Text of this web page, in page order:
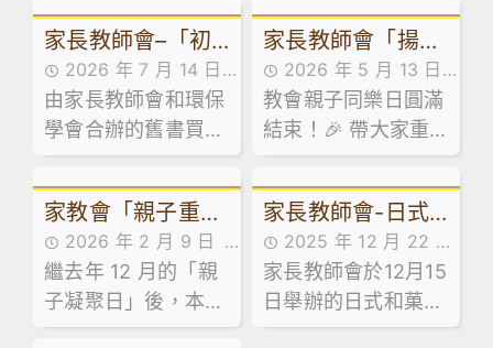
家長教師會–「初
中級舊書買賣」活
動
2026 年 7 月 14 日
家校合作,家長教師會
活動花絮,活動花絮
由家長教師會和環保
學會合辦的舊書買賣
活動已於 7 月 13 日
順利舉行！當日禮堂
熱鬧非凡，大批家長
同學滿載而歸！🥰
家長教師會「揚才
傳藝、樂學故宮」
親子同樂日
2026 年 5 月 13 日
家校合作,家長教師會
活動花絮
教會親子同樂日圓滿
結束！🎉 帶大家重
溫當日嘅歡樂時光！
家教會「親子重聚
日：輕食製作工作
坊」
2026 年 2 月 9 日
家校合作,家長教師會
活動花絮
繼去年 12 月的「親
子凝聚日」後，本校
家長教師會於 1 月
家長教師會-日式
和菓子工作坊
家長教師會活動花絮,
活動花絮
家長教師會於12月15
日舉辦的日式和菓子
工作坊反應熱烈，參